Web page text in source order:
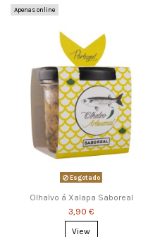
Apenas online
Esgotado
Olhalvo á Xalapa Saboreal
3,90 €
View